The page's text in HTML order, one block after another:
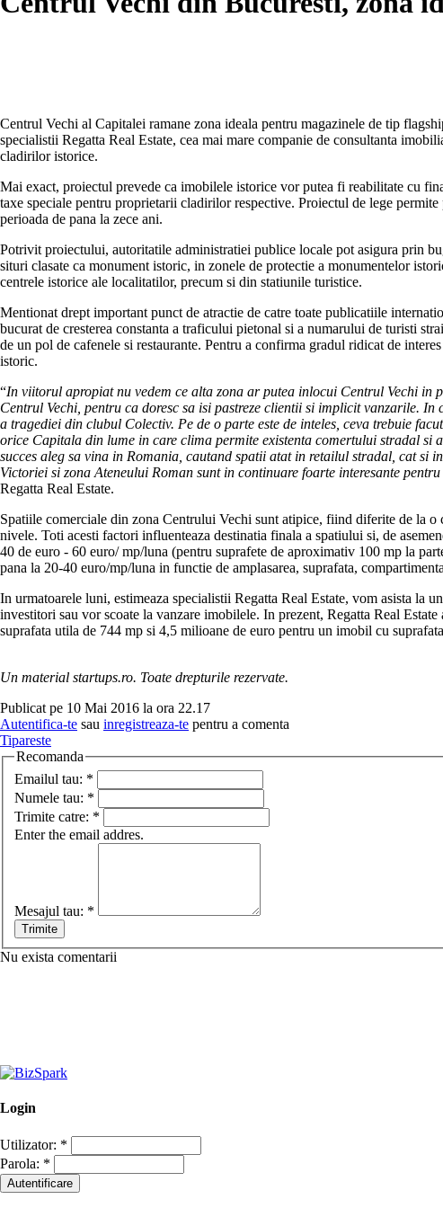
Centrul Vechi al Capitalei ramane zona ideala pentru magazinele de tip
specialistii Regatta Real Estate, cea mai mare companie de consultanta
cladirilor istorice.
Mai exact, proiectul prevede ca imobilele istorice vor putea fi reabilitate cu
taxe speciale pentru proprietarii cladirilor respective. Proiectul de lege
perioada de pana la zece ani.
Potrivit proiectului, autoritatile administratiei publice locale pot asigura prin
situri clasate ca monument istoric, in zonele de protectie a monumentelor
centrele istorice ale localitatilor, precum si din statiunile turistice.
Mentionat drept important punct de atractie de catre toate publicatiile
bucurat de cresterea constanta a traficului pietonal si a numarului de turisti
de un pol de cafenele si restaurante. Pentru a confirma gradul ridicat de
istoric.
“In viitorul apropiat nu vedem ce alta zona ar putea inlocui Centrul Vechi
Centrul Vechi, pentru ca doresc sa isi pastreze clientii si implicit vanzarile.
a tragediei din clubul Colectiv. Pe de o parte este de inteles, ceva trebuie
orice Capitala din lume in care clima permite existenta comertului stradal si
succes aleg sa vina in Romania, cautand spatii atat in retailul stradal, cat
Victoriei si zona Ateneului Roman sunt in continuare foarte interesante
Regatta Real Estate.
Spatiile comerciale din zona Centrului Vechi sunt atipice, fiind diferite de la
nivele. Toti acesti factori influenteaza destinatia finala a spatiului si, de
40 de euro - 60 euro/ mp/luna (pentru suprafete de aproximativ 100 mp la
pana la 20-40 euro/mp/luna in functie de amplasarea, suprafata,
In urmatoarele luni, estimeaza specialistii Regatta Real Estate, vom asista la
investitori sau vor scoate la vanzare imobilele. In prezent, Regatta Real
suprafata utila de 744 mp si 4,5 milioane de euro pentru un imobil cu
Un material startups.ro. Toate drepturile rezervate.
Publicat pe 10 Mai 2016 la ora 22.17
Autentifica-te sau inregistreaza-te pentru a comenta
Tipareste
Recomanda
Emailul tau: *
Numele tau: *
Trimite catre: *
Enter the email addres.
Mesajul tau: *
Nu exista comentarii
Login
Utilizator: *
Parola: *